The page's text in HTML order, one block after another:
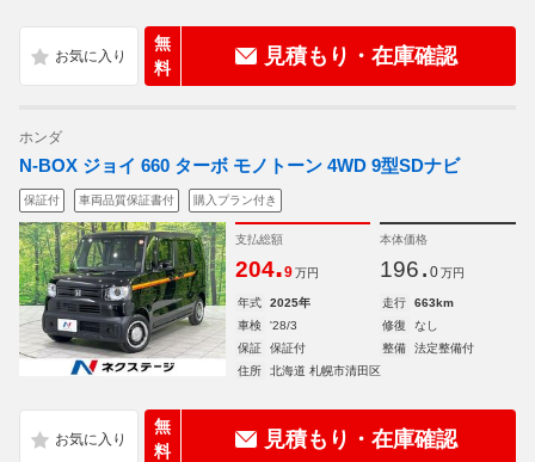
無
料
見積もり・在庫確認
ホンダ
N-BOX ジョイ 660 ターボ モノトーン 4WD 9型SDナビ
保証付 車両品質保証書付 購入プラン付き
支払総額
204.9 万円
本体価格
196. 0 万円
年式 2025年 走行
663km
車検
'28/3 修復
なし
保証
保証付 整備
法定整備付
住所
北海道 札幌市清田区
無
料
見積もり・在庫確認